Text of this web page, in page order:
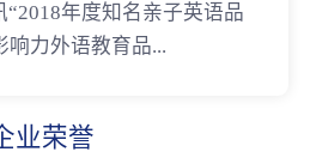
年度知名亲子英语品
响力外语教育品...
业荣誉